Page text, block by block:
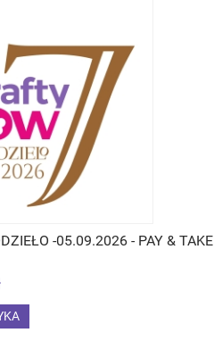
-05.09.2026 - PAY & TAKE